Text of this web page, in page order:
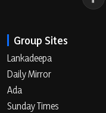
Group Sites
Lankadeepa
Daily Mirror
Ada
Sunday Times